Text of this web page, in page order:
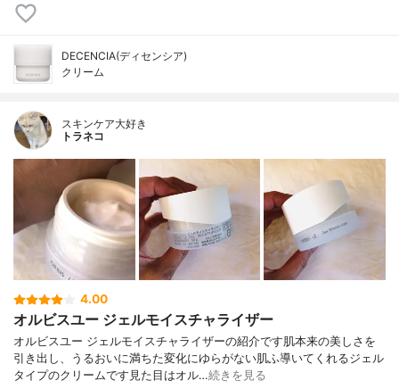
DECENCIA(ディセンシア)
クリーム
スキンケア大好き
トラネコ
4.00
オルビスユー ジェルモイスチャライザー
オルビスユー ジェルモイスチャライザーの紹介です肌本来の美しさを
引き出し、うるおいに満ちた変化にゆらがない肌ふ導いてくれるジェル
タイプのクリームです見た目はオル…続きを見る